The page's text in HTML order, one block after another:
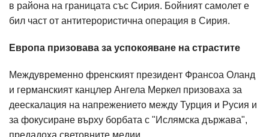
в района на границата със Сирия. Бойният самолет е
бил част от антитерористична операция в Сирия.
Европа призовава за успокояване на страстите
Междувременно френският президент Франсоа Оланд
и германският канцлер Ангела Меркел призоваха за
деескалация на напрежението между Турция и Русия и
за фокусиране върху борбата с "Ислямска държава",